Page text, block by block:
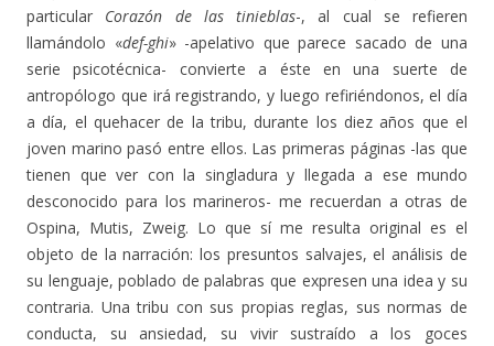
particular Corazón de las tinieblas-, al cual se refieren
llamándolo «def-ghi» -apelativo que parece sacado de una
serie psicotécnica- convierte a éste en una suerte de
antropólogo que irá registrando, y luego refiriéndonos, el día
a día, el quehacer de la tribu, durante los diez años que el
joven marino pasó entre ellos. Las primeras páginas -las que
tienen que ver con la singladura y llegada a ese mundo
desconocido para los marineros- me recuerdan a otras de
Ospina, Mutis, Zweig. Lo que sí me resulta original es el
objeto de la narración: los presuntos salvajes, el análisis de
su lenguaje, poblado de palabras que expresen una idea y su
contraria. Una tribu con sus propias reglas, sus normas de
conducta, su ansiedad, su vivir sustraído a los goces